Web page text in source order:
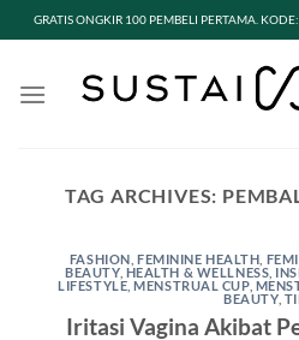
GRATIS ONGKIR 100 PEMBELI PERTAMA.
TAG ARCHIVES:
FASHION FEMININE HEALTH
BEAUTY, HEALTH & WELLNESS
LIFESTYLE ,MENSTRUAL CUP,
BEAUTY,
Iritasi Vagina Akibat